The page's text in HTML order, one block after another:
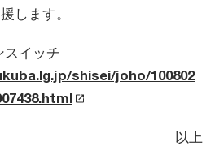
します。
スイッチ
shisei/joho/100802
以上